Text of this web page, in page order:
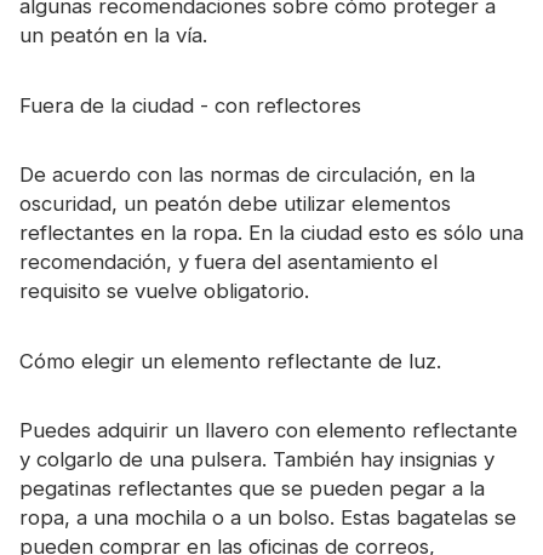
Nuevo producto
Vídeo
Contacto
algunas recomendaciones sobre cómo proteger a
un peatón en la vía.
Fuera de la ciudad - con reflectores
De acuerdo con las normas de circulación, en la
oscuridad, un peatón debe utilizar elementos
reflectantes en la ropa. En la ciudad esto es sólo una
recomendación, y fuera del asentamiento el
requisito se vuelve obligatorio.
Cómo elegir un elemento reflectante de luz.
Puedes adquirir un llavero con elemento reflectante
y colgarlo de una pulsera. También hay insignias y
pegatinas reflectantes que se pueden pegar a la
ropa, a una mochila o a un bolso. Estas bagatelas se
pueden comprar en las oficinas de correos,